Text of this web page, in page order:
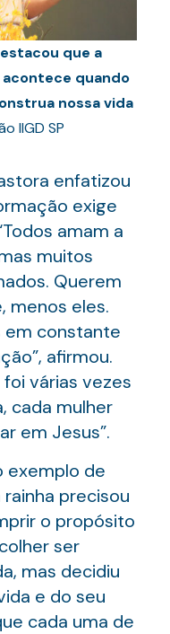
que a
quando
nossa vida
IIGD SP
enfatizou
exige
amam a
muitos
Querem
menos eles.
em constante
afirmou.
várias vezes
cada mulher
em Jesus”.
exemplo de
precisou
o propósito
ser
mas decidiu
e do seu
cada uma de